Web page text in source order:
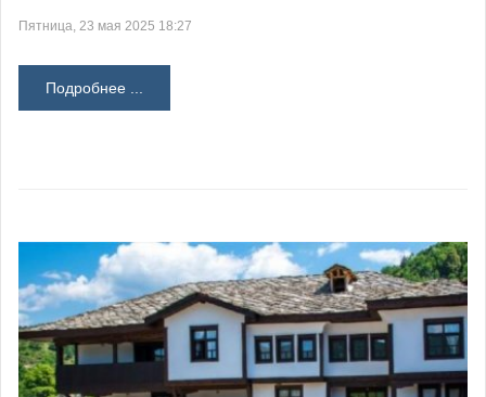
Пятница, 23 мая 2025 18:27
Подробнее ...